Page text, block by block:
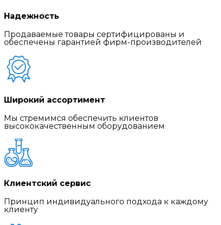
Надежность
Продаваемые товары сертифицированы и
обеспечены гарантией фирм-производителей
Широкий ассортимент
Мы стремимся обеспечить клиентов
высококачественным оборудованием
Клиентский сервис
Принцип индивидуального подхода к каждому
клиенту